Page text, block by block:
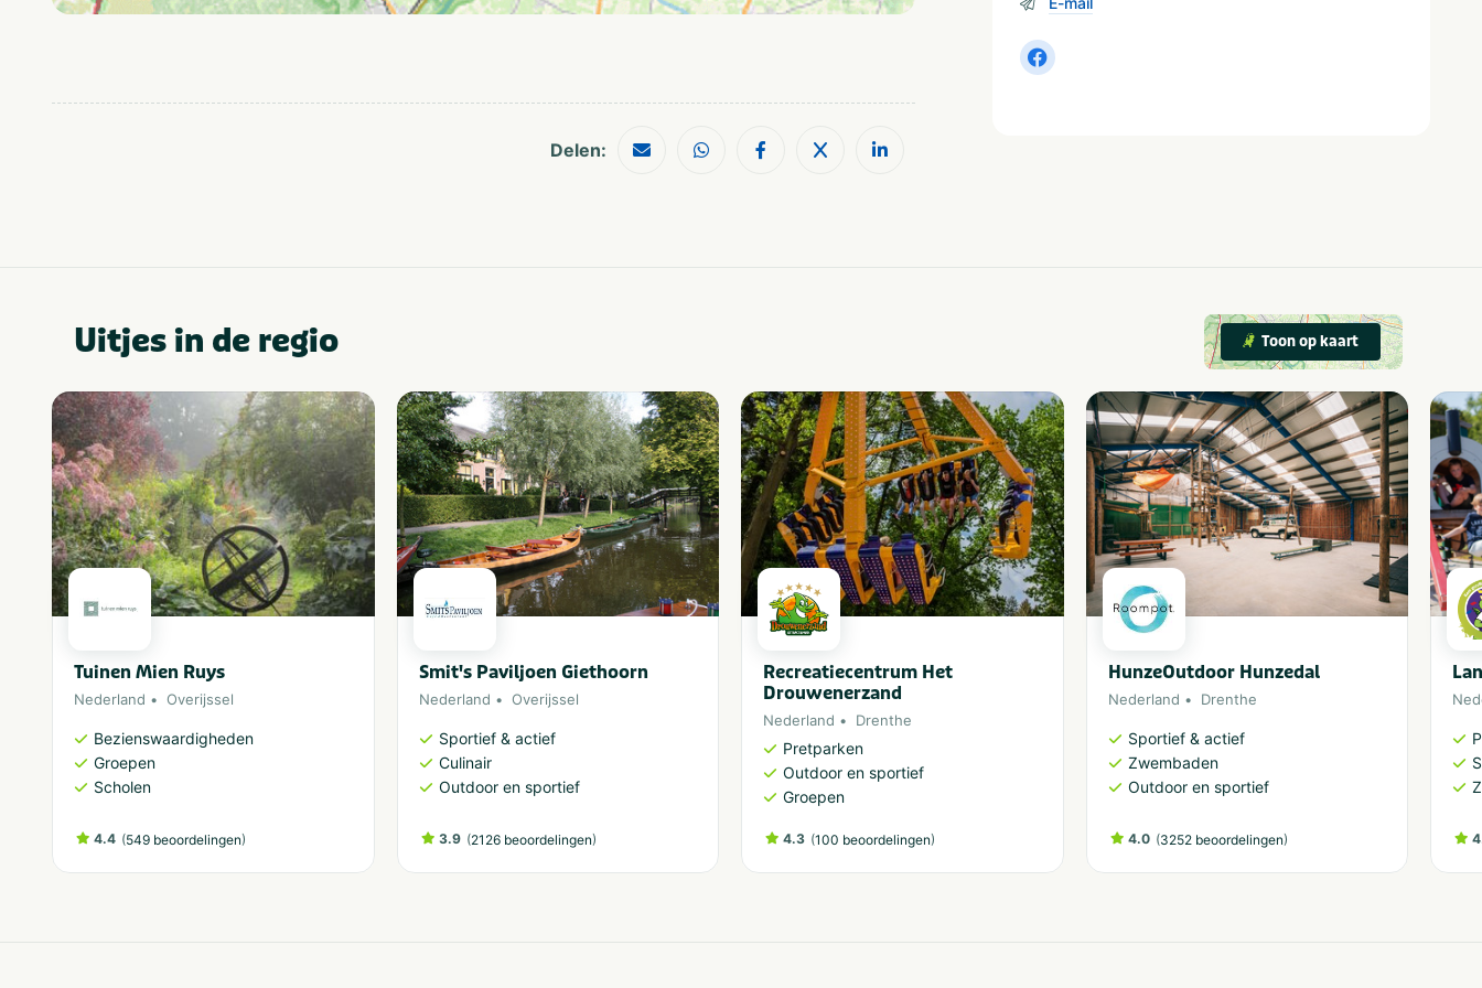
Delen:
Uitjes in de regio Toon op kaart
Tuinen Mien Ruys
Nederland Overijssel
Bezienswaardigheden
Groepen
Scholen
4.4 (549 beoordelingen)
Smit's Paviljoen Giethoorn
Nederland Overijssel
Sportief & actief
Culinair
Outdoor en sportief
3.9 (2126 beoordelingen)
Recreatiecentrum Het
Drouwenerzand
Nederland Drenthe
Pretparken
Outdoor en sportief
Groepen
4.3 (100 beoordelingen)
HunzeOutdoor Hunzedal
Nederland Drenthe
Sportief & actief
Zwembaden
Outdoor en sportief
4.0 (3252 beoordelingen)